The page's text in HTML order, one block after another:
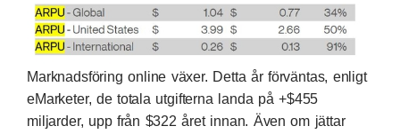
Marknadsföring online växer. Detta år förväntas, enligt
eMarketer, de totala utgifterna landa på +$455
miljarder, upp från $322 året innan. Även om jättar